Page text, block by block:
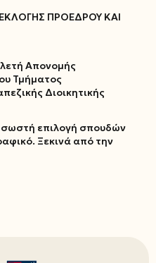
ΠΡΟΕΔΡΟΥ ΚΑΙ
Απονομής
Τμήματος
Διοικητικής
επιλογή σπουδών
Ξεκινά από την